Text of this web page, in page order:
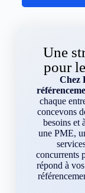
Une
pour
Chez
chaque
concevons
besoins et
une PME,
concurrents
répond à